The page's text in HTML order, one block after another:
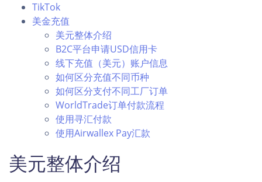
TikTok
美金充值
美元整体介绍
B2C平台申请USD信用卡
线下充值（美元）账户信息
如何区分充值不同币种
如何区分支付不同工厂订单
WorldTrade订单付款流程
使用寻汇付款
使用Airwallex Pay汇款
美元整体介绍